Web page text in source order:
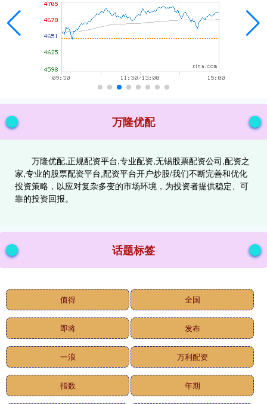
万隆优配
万隆优配,正规配资平台,专业配资,无锡股票配资公司,配资之
家,专业的股票配资平台,配资平台开户炒股/我们不断完善和优化
投资策略，以应对复杂多变的市场环境，为投资者提供稳定、可
靠的投资回报。
话题标签
值得 全国
即将 发布
一浪 万利配资
指数 年期